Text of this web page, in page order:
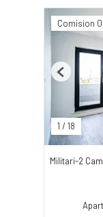
Comision
1 / 18
Previous
Militari-2